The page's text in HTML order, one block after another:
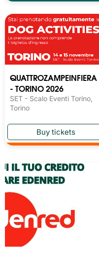
QUATTROZAMPEINFIERA
- TORINO 2026
SET - Scalo Eventi Torino,
Torino